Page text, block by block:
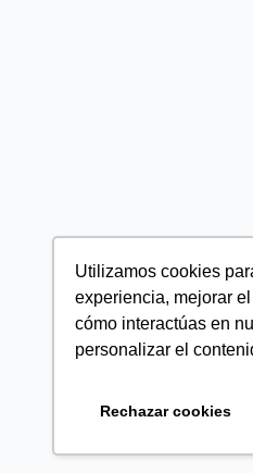
Utilizamos cookies
experiencia, mejorar
cómo interactúas en
personalizar el
Rechazar cookies